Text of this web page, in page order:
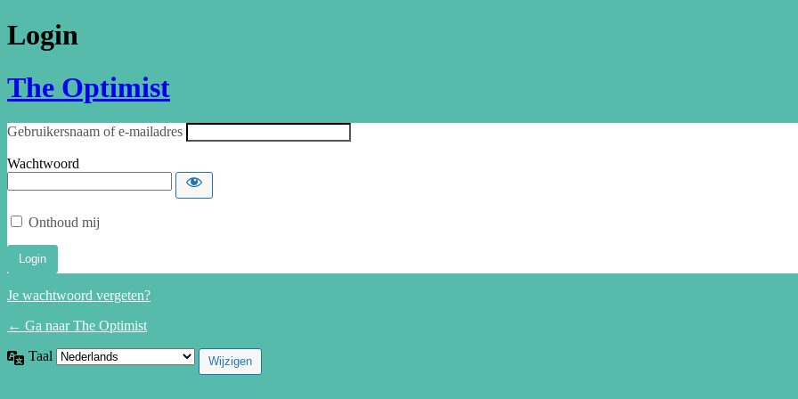
Login
The Optimist
Gebruikersnaam of e-mailadres
Wachtwoord
Onthoud mij
Je wachtwoord vergeten?
← Ga naar The Optimist
Taal